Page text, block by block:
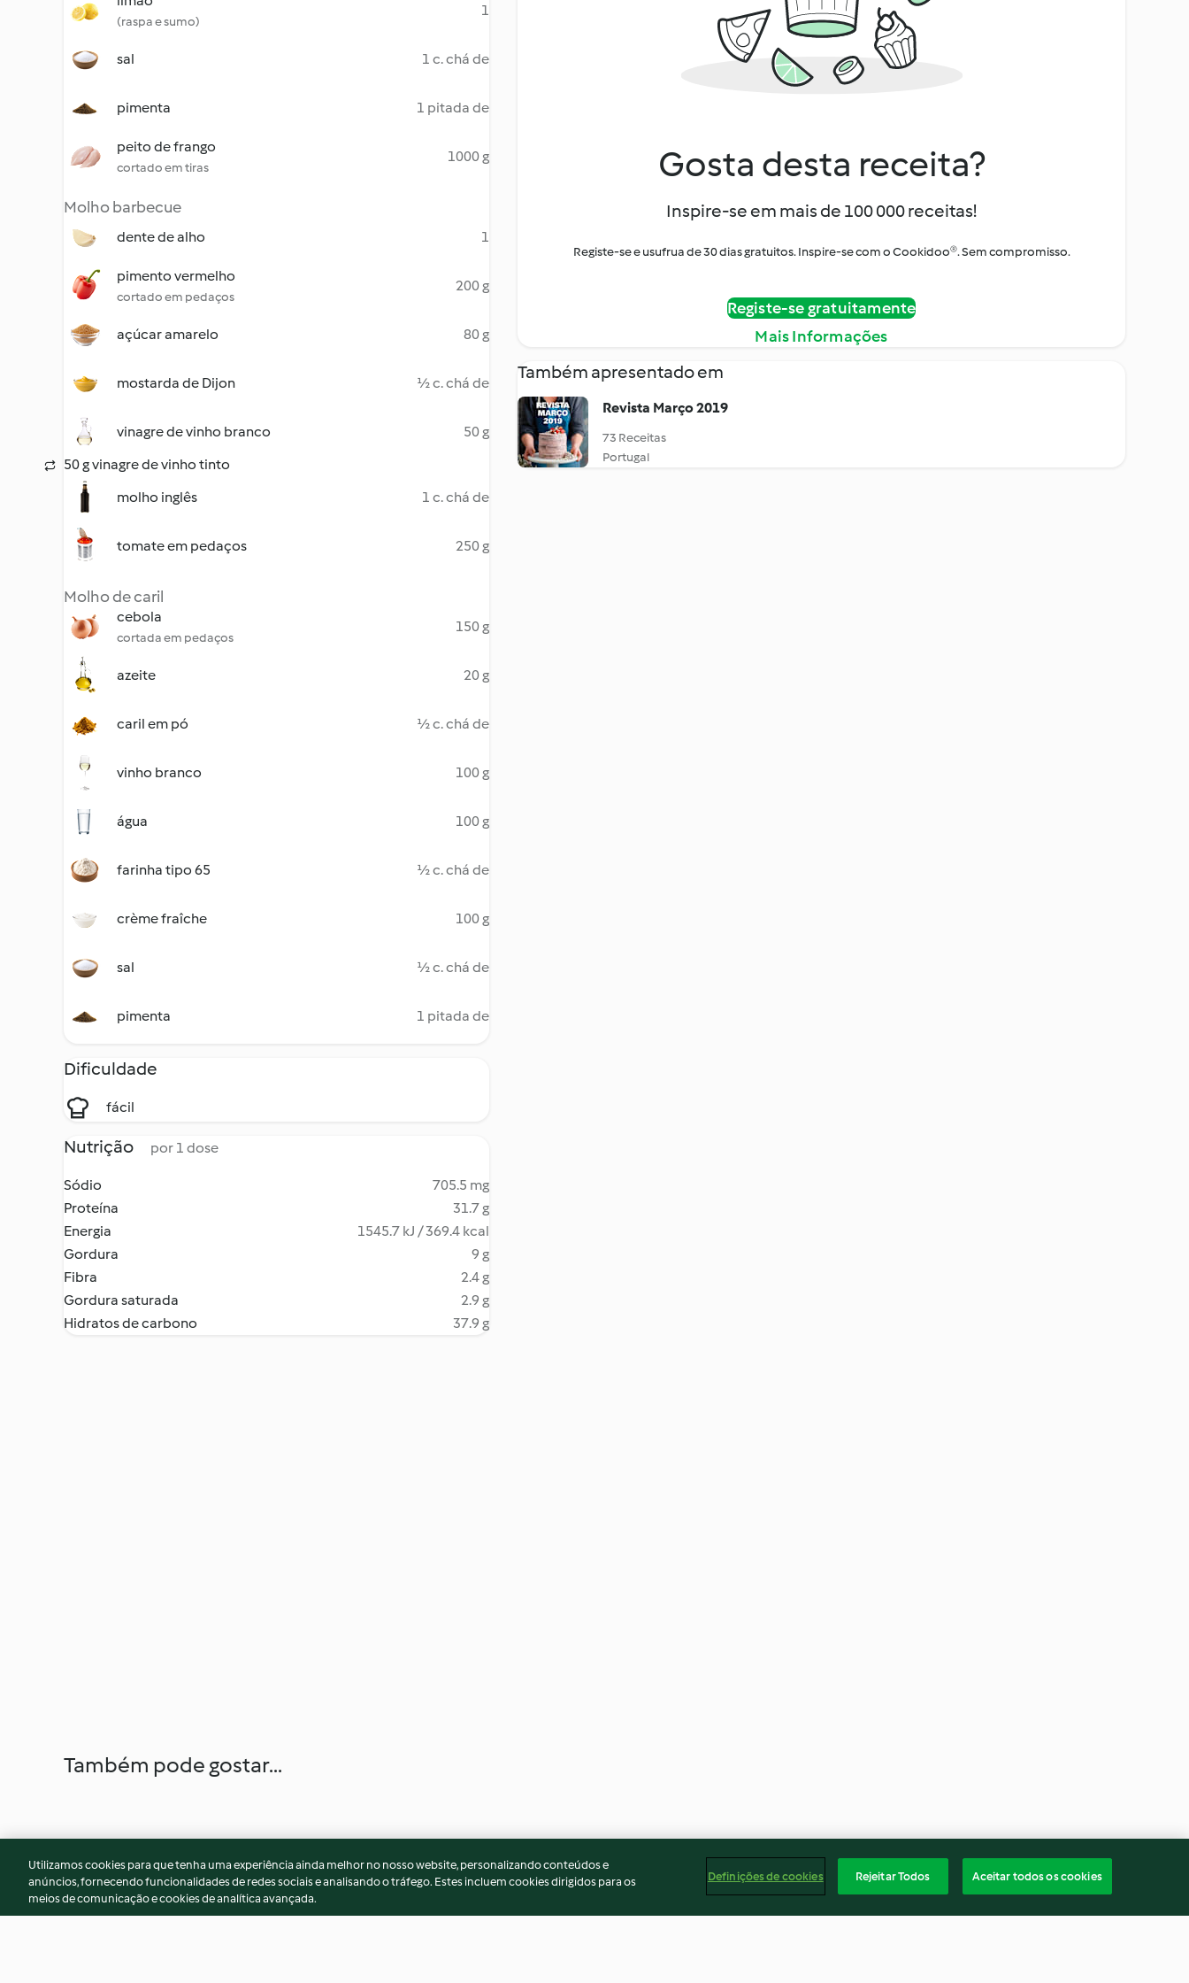
(raspa e sumo)
1
sal 1 c. chá de
pimenta 1 pitada de
peito de frango
cortado em tiras
1000 g
Molho barbecue
dente de alho 1
pimento vermelho
cortado em pedaços
200 g
açúcar amarelo 80 g
mostarda de Dijon ½ c. chá de
vinagre de vinho branco
50 g
50 g vinagre de vinho tinto
molho inglês
1 c. chá de
tomate em pedaços 250 g
Molho de caril
cebola
cortada em pedaços
150 g
azeite 20 g
caril em pó ½ c. chá de
vinho branco 100 g
água 100 g
farinha tipo 65 ½ c. chá de
crème fraîche 100 g
sal ½ c. chá de
pimenta 1 pitada de
Dificuldade
fácil
Nutrição por 1 dose
Sódio
705.5 mg
Proteína
31.7 g
Energia
1545.7 kJ / 369.4 kcal
Gordura
9 g
Fibra
2.4 g
Gordura saturada
2.9 g
Hidratos de carbono
37.9 g
Gosta desta receita?
Inspire-se em mais de 100 000 receitas!
Registe-se e usufrua de 30 dias gratuitos. Inspire-se com o Cookidoo®. Sem compromisso.
Registe-se gratuitamente
Mais Informações
Também apresentado em
Revista Março 2019
73 Receitas
Portugal
Também pode gostar...
Utilizamos cookies para que tenha uma experiência ainda melhor no nosso website, personalizando conteúdos e
anúncios, fornecendo funcionalidades de redes sociais e analisando o tráfego. Estes incluem cookies dirigidos para os
meios de comunicação e cookies de analítica avançada.
Definições de cookies Rejeitar Todos Aceitar todos os cookies